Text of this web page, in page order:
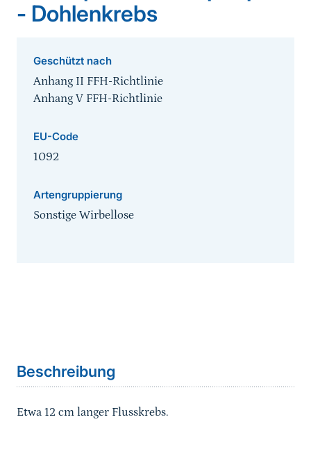
- Dohlenkrebs
Geschützt nach
Anhang II FFH-Richtlinie
Anhang V FFH-Richtlinie
EU-Code
1092
Artengruppierung
Sonstige Wirbellose
Beschreibung
Etwa 12 cm langer Flusskrebs.
Sprungmarke